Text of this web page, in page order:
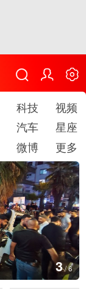
科技
视频
汽车
星座
微博 更多
3/6